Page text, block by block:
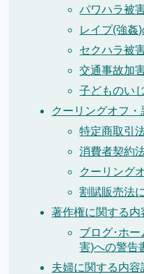
パワハラ被
レイプ(強姦
セクハラ被
交通事故加
子どものい
クーリングオフ
特定商取引
消費者契約
クーリング
割賦販売法
著作権に関する内
ブログ･ホ
害)への警告
夫婦に関する内容